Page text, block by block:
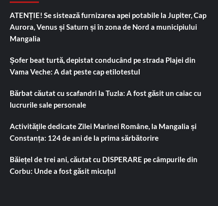
ATENȚIE! Se sistează furnizarea apei potabile la Jupiter, Cap
Aurora, Venus și Saturn și în zona de Nord a municipiului
Mangalia
Șofer beat turtă, depistat conducând pe strada Plajei din
Vama Veche: A dat peste cap etilotestul
Bărbat căutat cu scafandri la Tuzla: A fost găsit un caiac cu
lucrurile sale personale
Activitățile dedicate Zilei Marinei Române, la Mangalia și
Constanța: 124 de ani de la prima sărbătorire
Băiețel de trei ani, căutat cu DISPERARE pe câmpurile din
Corbu: Unde a fost găsit micuțul